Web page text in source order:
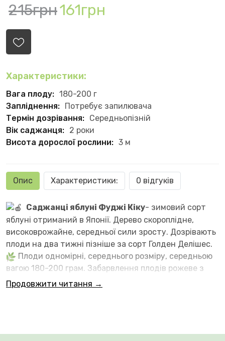
215грн161грн
Характеристики:
Вага плоду: 180-200 г
Запліднення: Потребує запилювача
Термін дозрівання: Середньопізній
Вік саджанця: 2 роки
Висота дорослої рослини: 3 м
Опис Характеристики: 0 відгуків
Саджанці яблуні Фуджі Кіку- зимовий сорт
яблуні отриманий в Японії. Дерево скороплідне,
високоврожайне, середньої сили зросту. Дозрівають
плоди на два тижні пізніше за сорт Голден Делішес.
Плоди одномірні, середнього розміру, середньою
вагою 180-200 грам. Забарвлення плодів рожеве з
червоним смугастим рум'янцем практично по всій
Продовжити читання →